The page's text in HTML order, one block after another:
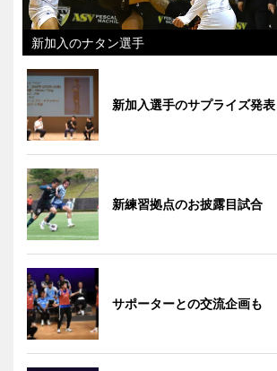
新加入のナタン選手
新加入選手のサプライズ発表
新練習拠点のお披露目試合
サポーターとの交流企画も